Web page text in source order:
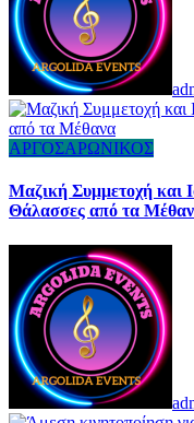
ΑΡΓΟΣΑΡΩΝΙΚΟΣ
Μαζική Συμμετοχή και
Θάλασσες από τα